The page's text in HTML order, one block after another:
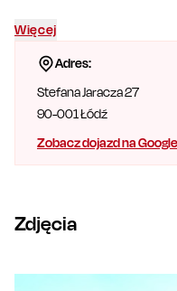
Adres:
Stefana Jaracza 27
90-001Łódź
Zobacz dojazd na
Kilińskiego bądź
Jaracza można odnaleźć
Wielki
Łódzką im. Artura
Więcej
Zdjęcia